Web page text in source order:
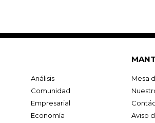
Análisis
Comunidad
Empresarial
Economía
Mesa
Aviso